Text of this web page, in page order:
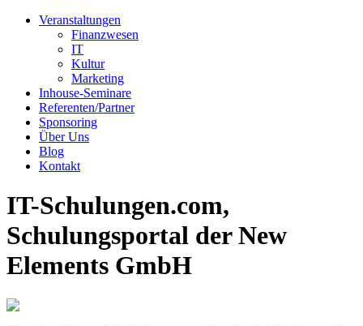
Veranstaltungen
Finanzwesen
IT
Kultur
Marketing
Inhouse-Seminare
Referenten/Partner
Sponsoring
Über Uns
Blog
Kontakt
IT-Schulungen.com,
Schulungsportal der New
Elements GmbH